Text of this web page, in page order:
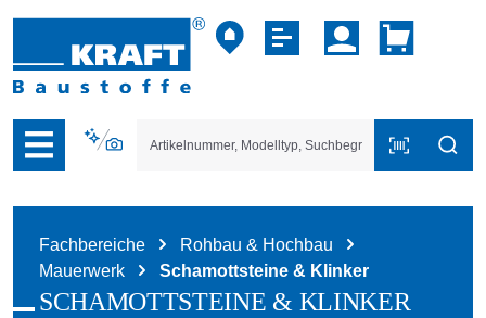
der B2B-Plattform springen
Fachbereiche
Rohbau & Hochbau
Mauerwerk
Schamottsteine & Klinker
SCHAMOTTSTEINE & KLINKER